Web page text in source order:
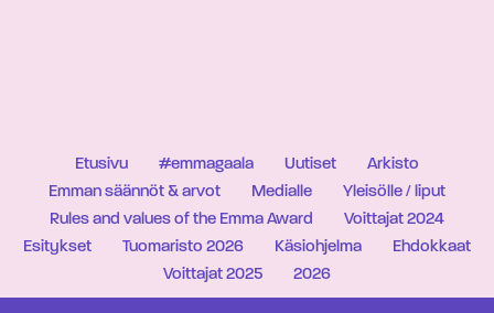
Etusivu #emmagaala Uutiset
Arkisto
Emman säännöt & arvot
Medialle
Yleisölle / liput
Rules and values of the Emma Award
Voittajat 2024
Esitykset
Tuomaristo 2026 Käsiohjelma
Ehdokkaat
Voittajat 2025
2026